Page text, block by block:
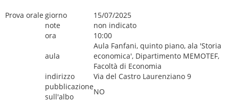
Prova orale giorno
15/07/2025
note
non indicato
ora
10:00
aula
Aula Fanfani, quinto piano, ala 'Storia
economica', Dipartimento MEMOTEF,
Facoltà di Economia
indirizzo
Via del Castro Laurenziano 9
pubblicazione
sull'albo
NO